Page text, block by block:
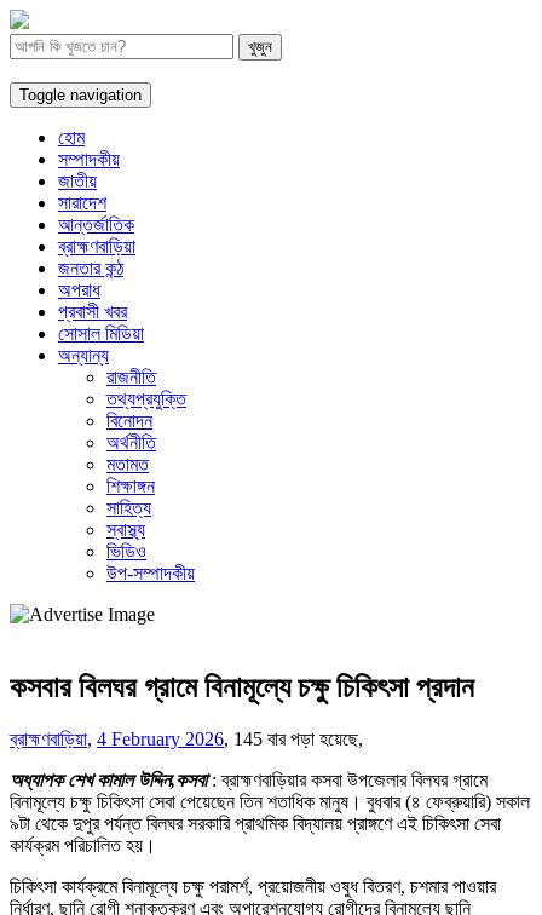
Toggle navigation
হোম
সম্পাদকীয়
জাতীয়
সারাদেশ
আন্তর্জাতিক
ব্রাহ্মণবাড়িয়া
জনতার কন্ঠ
অপরাধ
প্রবাসী খবর
সোসাল মিডিয়া
অন্যান্য
রাজনীতি
তথ্যপ্রযুক্তি
বিনোদন
অর্থনীতি
মতামত
শিক্ষাঙ্গন
সাহিত্য
স্বাস্থ্য
ভিডিও
উপ-সম্পাদকীয়
কসবার বিলঘর গ্রামে বিনামূল্যে চক্ষু চিকিৎসা প্রদান
ব্রাহ্মণবাড়িয়া, 4 February 2026, 145 বার পড়া হয়েছে,
অধ্যাপক শেখ কামাল উদ্দিন,কসবা: ব্রাহ্মণবাড়িয়ার কসবা উপজেলার বিলঘর গ্রামে
বিনামূল্যে চক্ষু চিকিৎসা সেবা পেয়েছেন তিন শতাধিক মানুষ। বুধবার (৪ ফেব্রুয়ারি) সকাল
৯টা থেকে দুপুর পর্যন্ত বিলঘর সরকারি প্রাথমিক বিদ্যালয় প্রাঙ্গণে এই চিকিৎসা সেবা
কার্যক্রম পরিচালিত হয়।
চিকিৎসা কার্যক্রমে বিনামূল্যে চক্ষু পরামর্শ, প্রয়োজনীয় ওষুধ বিতরণ, চশমার পাওয়ার
নির্ধারণ, ছানি রোগী শনাক্তকরণ এবং অপারেশনযোগ্য রোগীদের বিনামূল্যে ছানি